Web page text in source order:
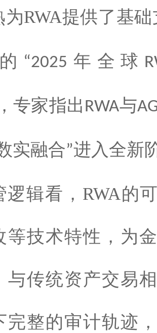
为RWA提供了基
“2025 年全球
专家指出 RWA与
实融合”进入全新
逻辑看， RWA的
等技术特性，为
与传统资产交易
完整的审计轨迹